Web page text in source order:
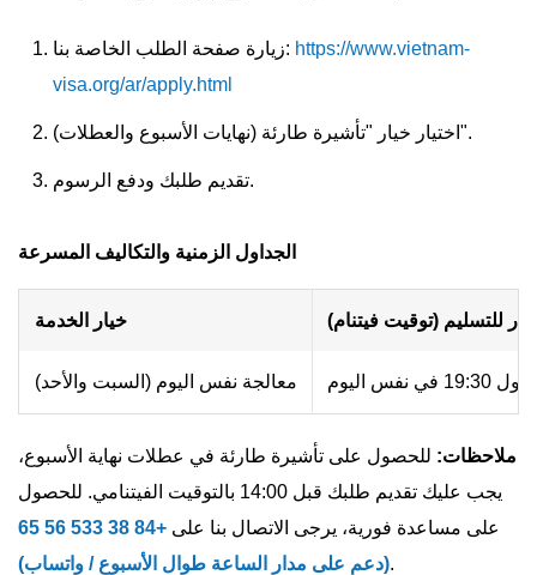
زيارة صفحة الطلب الخاصة بنا: https://www.vietnam-
visa.org/ar/apply.html
اختيار خيار "تأشيرة طارئة (نهايات الأسبوع والعطلات)".
تقديم طلبك ودفع الرسوم.
الجداول الزمنية والتكاليف المسرعة
خيار الخدمة للتسليم (توقيت فيتنام)
معالجة نفس اليوم (السبت والأحد)
ملاحظات: للحصول على تأشيرة طارئة في عطلات نهاية الأسبوع،
يجب عليك تقديم طلبك قبل 14:00 بالتوقيت الفيتنامي. للحصول
على مساعدة فورية، يرجى الاتصال بنا على
+84 38 533 56 65
(دعم على مدار الساعة طوال الأسبوع / واتساب).